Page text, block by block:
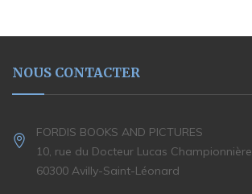
NOUS CONTACTER
FORDIS BOOKS AND PICTURES
10, rue du Docteur Lucas Championnière
60300 Avilly-Saint-Léonard